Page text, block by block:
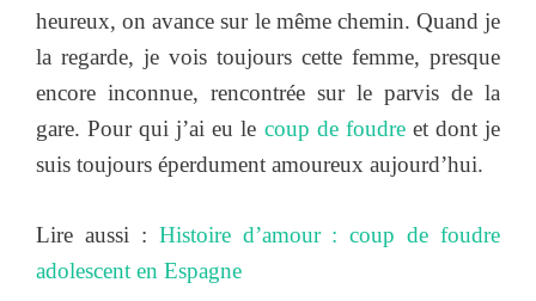
heureux, on avance sur le même chemin. Quand je
la regarde, je vois toujours cette femme, presque
encore inconnue, rencontrée sur le parvis de la
gare. Pour qui j’ai eu le coup de foudre et dont je
suis toujours éperdument amoureux aujourd’hui.
Lire aussi : Histoire d’amour : coup de foudre
adolescent en Espagne